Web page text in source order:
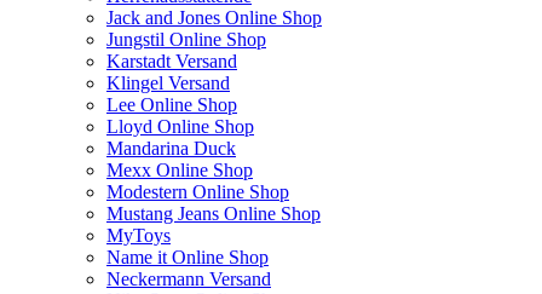
Jack and Jones Online Shop
Jungstil Online Shop
Karstadt Versand
Klingel Versand
Lee Online Shop
Lloyd Online Shop
Mandarina Duck
Mexx Online Shop
Modestern Online Shop
Mustang Jeans Online Shop
MyToys
Name it Online Shop
Neckermann Versand